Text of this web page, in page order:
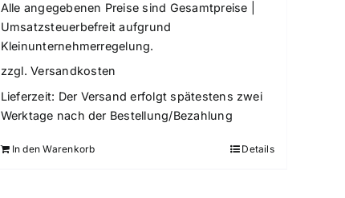
Alle angegebenen Preise sind Gesamtpreise |
Umsatzsteuerbefreit aufgrund
Kleinunternehmerregelung.
zzgl.Versandkosten
Lieferzeit: Der Versand erfolgt spätestens zwei
Werktage nach der Bestellung/Bezahlung
In den Warenkorb Details